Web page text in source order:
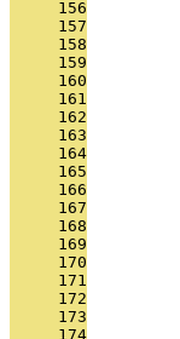
     156
     157
     158
     159
     160
     161
     162
     163
     164
     165
     166
     167
     168
     169
     170
     171
     172
     173
     174